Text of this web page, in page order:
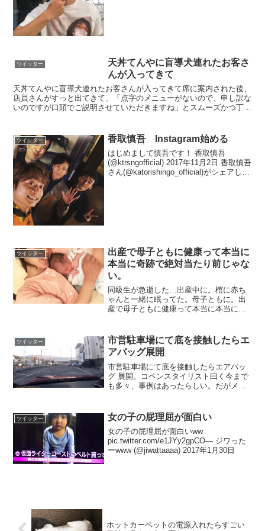
ツイッター
天丼てんやに盲導犬連れたお客さ
んが入ってきて
天丼てんやに盲導犬連れたお客さんが入ってきて席に案内された後、
店員さんがすっと出てきて、「点字のメニューがないので、申し訳な
いのですが口頭でご説明させていただきますね」とスムーズかつ丁寧
ツイッター 香取慎吾 Instagram始める
はじめまして慎吾です！ 香取慎吾
(@ktrsngofficial) 2017年11月2日 香取慎吾
さん(@katorishingo_official)がシェアした
ツイッター
出産で母子ともに健康って本当に
本当に奇跡で絶対当たり前じゃな
い。
同級生が急逝した…出産中に。棺に赤ち
ゃんと一緒に眠ってた。母子ともに。出
産で母子ともに健康って本当に本当に奇
パパ、今日はママに優しくしてあげてほ
しい。— ぴらにああっぷ...
ツイッター
市営駐車場にて底を接触したらエ
アバッグ展開
市営駐車場にて底を接触したらエアバッ
グ 展開。コペンスタイリスト曰く今まで
も多々、事例はあったらしい。だがメー
#コペンエクスプレイ pic.twitter.co...
ツイッター 女の子の屁理屈が面白い
女の子の屁理屈が面白いww
pic.twitter.com/e1JYy2gpCO— ジワった
ーwww (@jiwattaaaa) 2017年1月30日
ホットカーペットの電源入れたらすごい